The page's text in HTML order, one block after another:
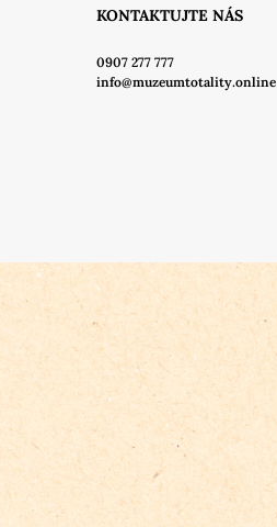
KONTAKTUJTE NÁS
0907 277 777
info@muzeumtotality.online